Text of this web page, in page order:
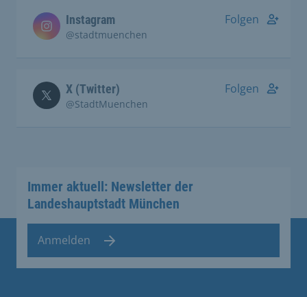
Instagram
@stadtmuenchen
Folgen
X (Twitter)
@StadtMuenchen
Folgen
Immer aktuell: Newsletter der
Landeshauptstadt München
Anmelden